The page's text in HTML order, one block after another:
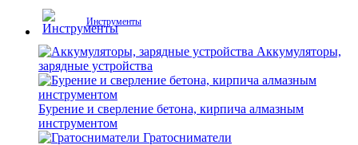
Инструменты
Аккумуляторы,
зарядные устройства
Бурение и сверление бетона, кирпича алмазным
инструментом
Гратосниматели